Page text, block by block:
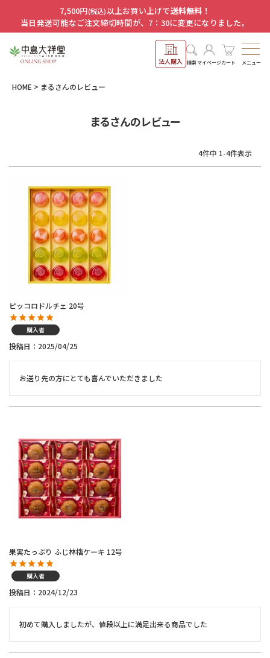
7,500円(税込)以上お買い上げで送料無料！
当日発送可能なご注文締切時間が、7：30に変更になりました。
法人購入 検索マイページカート メニュー
HOME まるさんのレビュー
まるさんのレビュー
4件中 1-4件表示
ピッコロドルチェ 20号
購入者
投稿日 2025/04/25
お送り先の方にとても喜んでいただきました
果実たっぷり ふじ林檎ケーキ 12号
購入者
投稿日 2024/12/23
初めて購入しましたが、値段以上に満足出来る商品でした